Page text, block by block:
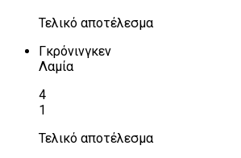
Τελικό αποτέλεσμα
Γκρόνινγκεν
Λαμία
4
1
Τελικό αποτέλεσμα